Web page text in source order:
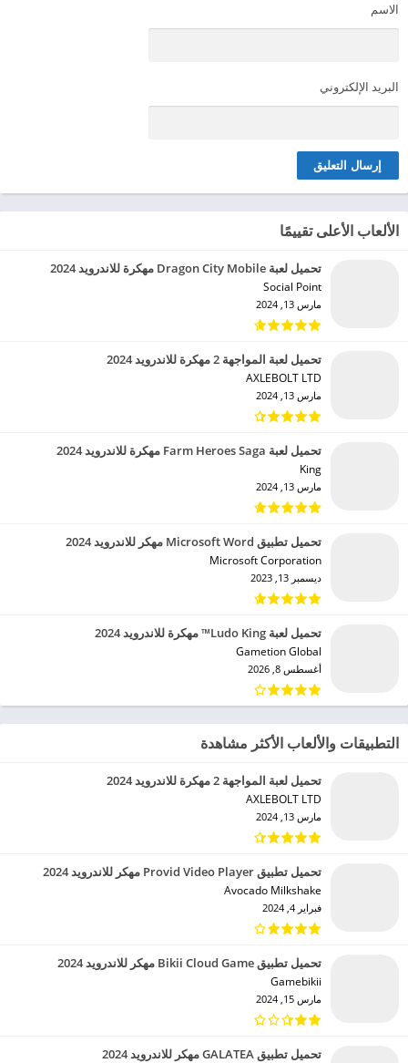
الاسم
البريد الإلكتروني
الألعاب الأعلى تقييمًا
تحميل لعبة Dragon City Mobile مهكرة للاندرويد 2024
Social Point‏
مارس 13, 2024
تحميل لعبة المواجهة 2 مهكرة للاندرويد 2024
AXLEBOLT LTD‏
مارس 13, 2024
تحميل لعبة Farm Heroes Saga مهكرة للاندرويد 2024
King‏
مارس 13, 2024
تحميل تطبيق Microsoft Word مهكر للاندرويد 2024
Microsoft Corporation‏
ديسمبر 13, 2023
تحميل لعبة Ludo King™ مهكرة للاندرويد 2024
Gametion Global‏
أغسطس 8, 2026
التطبيقات والألعاب الأكثر مشاهدة
تحميل لعبة المواجهة 2 مهكرة للاندرويد 2024
AXLEBOLT LTD‏
مارس 13, 2024
تحميل تطبيق Provid Video Player مهكر للاندرويد 2024
Avocado Milkshake‏
فبراير 4, 2024
تحميل تطبيق Bikii Cloud Game مهكر للاندرويد 2024
Gamebikii‏
مارس 15, 2024
تحميل تطبيق GALATEA مهكر للاندرويد 2024